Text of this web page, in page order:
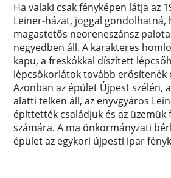
Ha valaki csak fényképen látja az
Leiner-házat, joggal gondolhatná,
magastetős neoreneszánsz
negyedben áll. A karakteres
kapu, a freskókkal díszített
lépcsőkorlátok tovább erősítenék
Azonban az épület Újpest szélén,
alatti telken áll, az enyvgyáros
építtették családjuk és az üzemük
számára. A ma önkormányzati
épület az egykori újpesti ipar